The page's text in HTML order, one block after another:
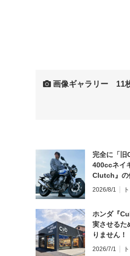
画像ギャラリー 11
完全に「旧
400ccネイ
Clutch』の
2026/8/1
ホンダ『
実させるた
りません！
2026/7/1